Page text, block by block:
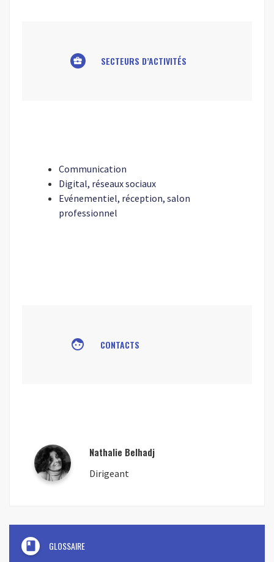
business_center SECTEURS D’ACTIVITÉS
Communication
Digital, réseaux sociaux
Evénementiel, réception, salon
professionnel
face CONTACTS
Nathalie Belhadj
Dirigeant
book GLOSSAIRE